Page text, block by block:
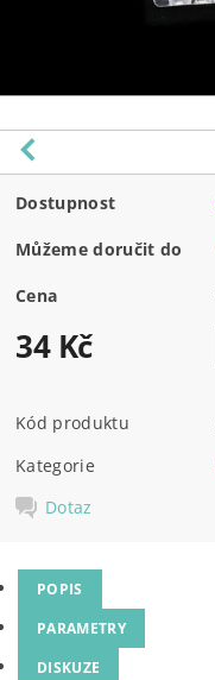
Dostupnost
Můžeme doručit do
Cena
34 Kč
Kód produktu
Kategorie
Dotaz
POPIS
PARAMETRY
DISKUZE